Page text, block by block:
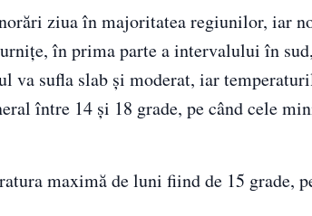
ziua în majoritatea regiunilor, iar
în prima parte a intervalului în sud,
va sufla slab și moderat, iar
între 14 și 18 grade, pe când cele
maximă de luni fiind de 15 grade,